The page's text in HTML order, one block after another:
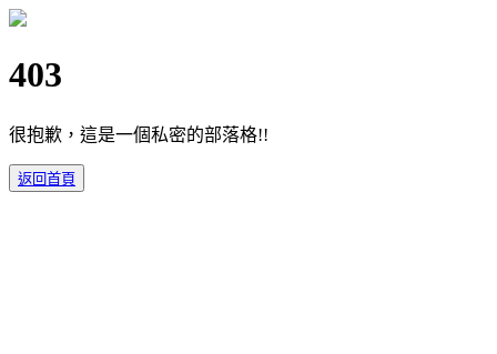
403
很抱歉，這是一個私密的部落格!!
返回首頁